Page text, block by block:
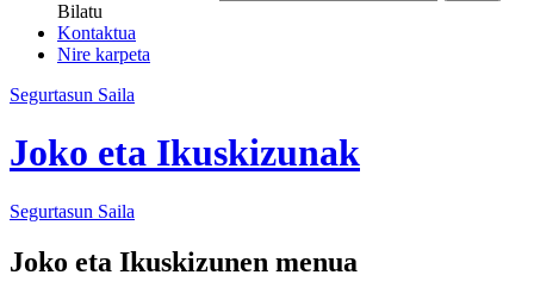
Bilatu
Kontaktua
Nire karpeta
Segurtasun Saila
Joko eta Ikuskizunak
Segurtasun Saila
Joko eta Ikuskizunen menua